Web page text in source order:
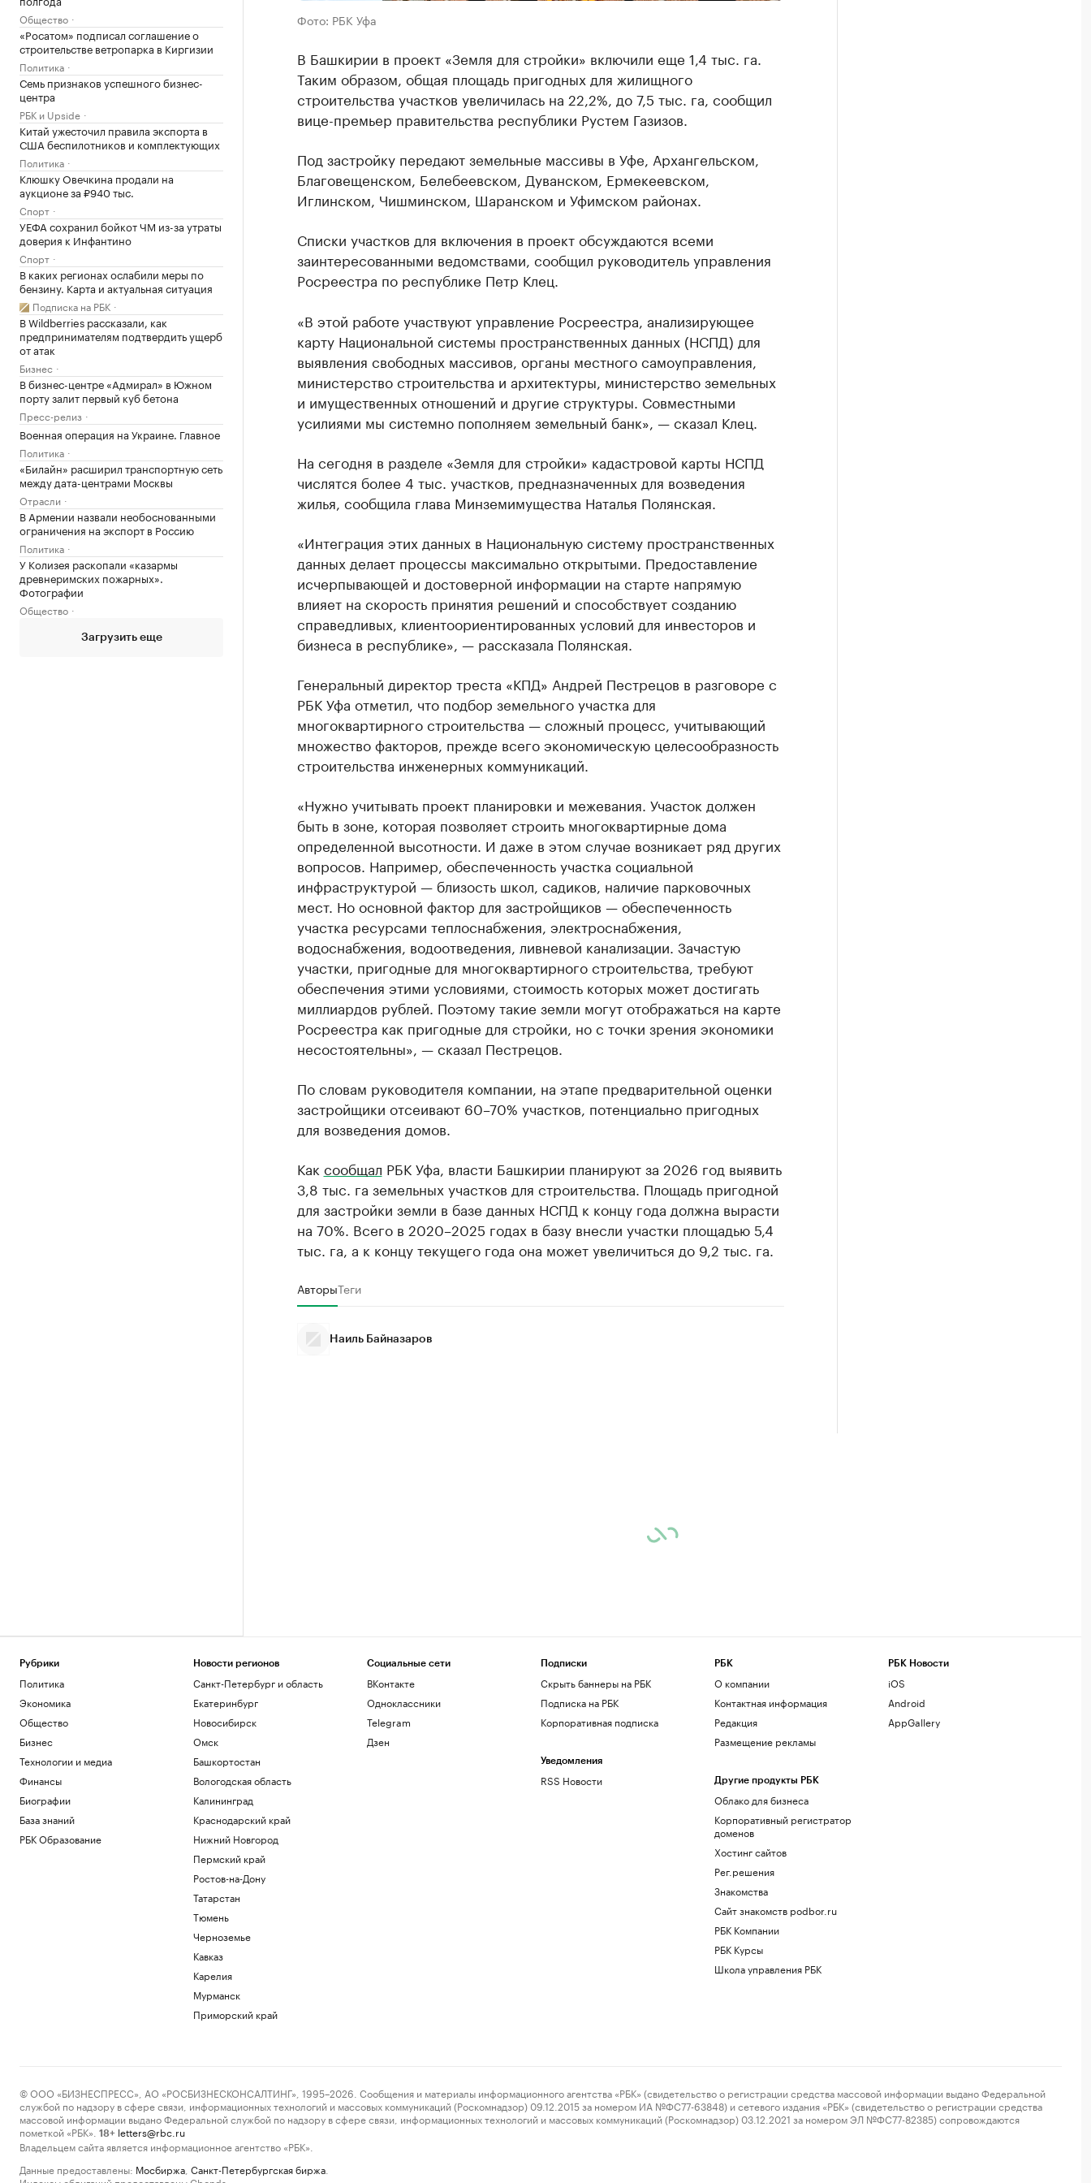
Общество
«Росатом» подписал соглашение о
строительстве ветропарка в Киргизии
Политика
Семь признаков успешного бизнес-
центра
РБК и Upside
Китай ужесточил правила экспорта в
США беспилотников и комплектующих
Политика
Клюшку Овечкина продали на
аукционе за ₽940 тыс.
Спорт
УЕФА сохранил бойкот ЧМ из-за утраты
доверия к Инфантино
Спорт
В каких регионах ослабили меры по
бензину. Карта и актуальная ситуация
Подписка на РБК
В Wildberries рассказали, как
предпринимателям подтвердить ущерб
от атак
Бизнес
В бизнес-центре «Адмирал» в Южном
порту залит первый куб бетона
Пресс-релиз
Военная операция на Украине. Главное
Политика
«Билайн» расширил транспортную сеть
между дата-центрами Москвы
Отрасли
В Армении назвали необоснованными
ограничения на экспорт в Россию
Политика
У Колизея раскопали «казармы
древнеримских пожарных».
Фотографии
Общество
Загрузить еще
Фото: РБК Уфа
В Башкирии в проект «Земля для стройки» включили еще 1,4 тыс. га.
Таким образом, общая площадь пригодных для жилищного
строительства участков увеличилась на 22,2%, до 7,5 тыс. га, сообщил
вице-премьер правительства республики Рустем Газизов.
Под застройку передают земельные массивы в Уфе, Архангельском,
Благовещенском, Белебеевском, Дуванском, Ермекеевском,
Иглинском, Чишминском, Шаранском и Уфимском районах.
Списки участков для включения в проект обсуждаются всеми
заинтересованными ведомствами, сообщил руководитель управления
Росреестра по республике Петр Клец.
«В этой работе участвуют управление Росреестра, анализирующее
карту Национальной системы пространственных данных (НСПД) для
выявления свободных массивов, органы местного самоуправления,
министерство строительства и архитектуры, министерство земельных
и имущественных отношений и другие структуры. Совместными
усилиями мы системно пополняем земельный банк», — сказал Клец.
На сегодня в разделе «Земля для стройки» кадастровой карты НСПД
числятся более 4 тыс. участков, предназначенных для возведения
жилья, сообщила глава Минземимущества Наталья Полянская.
«Интеграция этих данных в Национальную систему пространственных
данных делает процессы максимально открытыми. Предоставление
исчерпывающей и достоверной информации на старте напрямую
влияет на скорость принятия решений и способствует созданию
справедливых, клиентоориентированных условий для инвесторов и
бизнеса в республике», — рассказала Полянская.
Генеральный директор треста «КПД» Андрей Пестрецов в разговоре с
РБК Уфа отметил, что подбор земельного участка для
многоквартирного строительства — сложный процесс, учитывающий
множество факторов, прежде всего экономическую целесообразность
строительства инженерных коммуникаций.
«Нужно учитывать проект планировки и межевания. Участок должен
быть в зоне, которая позволяет строить многоквартирные дома
определенной высотности. И даже в этом случае возникает ряд других
вопросов. Например, обеспеченность участка социальной
инфраструктурой — близость школ, садиков, наличие парковочных
мест. Но основной фактор для застройщиков — обеспеченность
участка ресурсами теплоснабжения, электроснабжения,
водоснабжения, водоотведения, ливневой канализации. Зачастую
участки, пригодные для многоквартирного строительства, требуют
обеспечения этими условиями, стоимость которых может достигать
миллиардов рублей. Поэтому такие земли могут отображаться на карте
Росреестра как пригодные для стройки, но с точки зрения экономики
несостоятельны», — сказал Пестрецов.
По словам руководителя компании, на этапе предварительной оценки
застройщики отсеивают 60–70% участков, потенциально пригодных
для возведения домов.
Как сообщал РБК Уфа, власти Башкирии планируют за 2026 год выявить
3,8 тыс. га земельных участков для строительства. Площадь пригодной
для застройки земли в базе данных НСПД к концу года должна вырасти
на 70%. Всего в 2020–2025 годах в базу внесли участки площадью 5,4
тыс. га, а к концу текущего года она может увеличиться до 9,2 тыс. га.
АвторыТеги
Наиль Байназаров
Рубрики
Политика
Экономика
Общество
Бизнес
Технологии и медиа
Финансы
Биографии
База знаний
РБК Образование
Новости регионов
Санкт-Петербург и область
Екатеринбург
Новосибирск
Омск
Башкортостан
Вологодская область
Калининград
Краснодарский край
Нижний Новгород
Пермский край
Ростов-на-Дону
Татарстан
Тюмень
Черноземье
Кавказ
Карелия
Мурманск
Приморский край
Социальные сети
ВКонтакте
Одноклассники
Telegram
Дзен
Подписки
Скрыть баннеры на РБК
Подписка на РБК
Корпоративная подписка
Уведомления
RSS Новости
РБК
О компании
Контактная информация
Редакция
Размещение рекламы
Другие продукты РБК
Облако для бизнеса
Корпоративный регистратор
доменов
Хостинг сайтов
Рег.решения
Знакомства
Сайт знакомств podbor.ru
РБК Компании
РБК Курсы
Школа управления РБК
РБК Новости
iOS
Android
AppGallery
© ООО «БИЗНЕСПРЕСС», АО «РОСБИЗНЕСКОНСАЛТИНГ», 1995–2026. Сообщения и материалы информационного агентства «РБК» (свидетельство о регистрации средства массовой информации выдано Федеральной
службой по надзору в сфере связи, информационных технологий и массовых коммуникаций (Роскомнадзор) 09.12.2015 за номером ИА №ФС77-63848) и сетевого издания «РБК» (свидетельство о регистрации средства
массовой информации выдано Федеральной службой по надзору в сфере связи, информационных технологий и массовых коммуникаций (Роскомнадзор) 03.12.2021 за номером ЭЛ №ФС77-82385) сопровождаются
пометкой «РБК».
18+ letters@rbc.ru
Владельцем сайта является информационное агентство «РБК».
Данные предоставлены: Мосбиржа Санкт-Петербургская биржа